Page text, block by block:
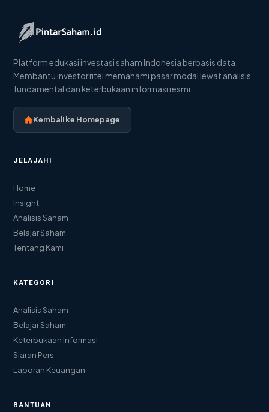
Platform edukasi investasi saham Indonesia berbasis data.
Membantu investor ritel memahami pasar modal lewat analisis
fundamental dan keterbukaan informasi resmi.
Kembali ke Homepage
JELAJAHI
Home
Insight
Analisis Saham
Belajar Saham
Tentang Kami
KATEGORI
Analisis Saham
Belajar Saham
Keterbukaan Informasi
Siaran Pers
Laporan Keuangan
BANTUAN